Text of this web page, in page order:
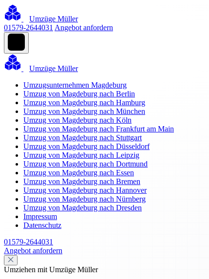
Umzüge Müller
01579-2644031 Angebot anfordern
Umzüge Müller
Umzugsunternehmen Magdeburg
Umzug von Magdeburg nach Berlin
Umzug von Magdeburg nach Hamburg
Umzug von Magdeburg nach München
Umzug von Magdeburg nach Köln
Umzug von Magdeburg nach Frankfurt am Main
Umzug von Magdeburg nach Stuttgart
Umzug von Magdeburg nach Düsseldorf
Umzug von Magdeburg nach Leipzig
Umzug von Magdeburg nach Dortmund
Umzug von Magdeburg nach Essen
Umzug von Magdeburg nach Bremen
Umzug von Magdeburg nach Hannover
Umzug von Magdeburg nach Nürnberg
Umzug von Magdeburg nach Dresden
Impressum
Datenschutz
01579-2644031
Angebot anfordern
Umziehen mit Umzüge Müller